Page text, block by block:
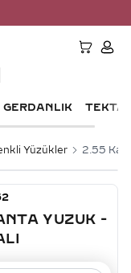
GERDANLIK TEKTAŞ
Yüzükler 2.55
YUZUK -